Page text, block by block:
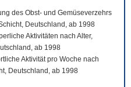
des Obst- und Gemüseverzehrs
Deutschland, ab 1998
Aktivitäten nach Alter,
ab 1998
Aktivität pro Woche nach
Deutschland, ab 1998